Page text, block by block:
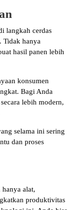
langkah cerdas
Tidak hanya
hasil panen lebih
konsumen
Bagi Anda
lebih modern,
selama ini sering
dan proses
alat,
produktivitas